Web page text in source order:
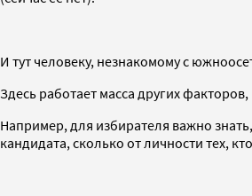
И тут человеку, незнакомому с
Здесь работает масса других
Например, для избирателя важно
кандидата, сколько от личности тех,